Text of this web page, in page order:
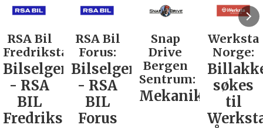
RSA Bil
Forus:
Bilselger
- RSA
BIL
Forus
Snap
Drive
Bergen
Sentrum:
Mekaniker
Werksta
Norge:
Billakkerer
søkes
til
Rodin &
Co AS: